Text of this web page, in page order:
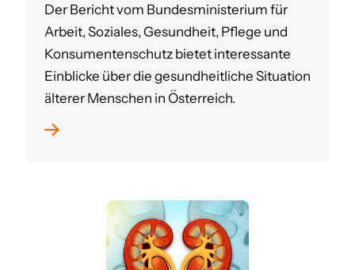
Der Bericht vom Bundesministerium für
Arbeit, Soziales, Gesundheit, Pflege und
Konsumentenschutz bietet interessante
Einblicke über die gesundheitliche Situation
älterer Menschen in Österreich.